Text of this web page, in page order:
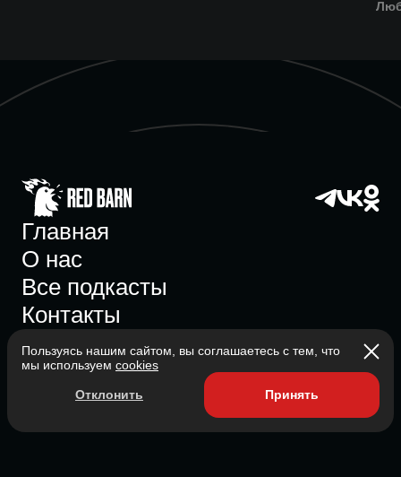
Главная
О нас
Все подкасты
Контакты
Состоит в ассоциации с 2023
Пользуясь нашим сайтом, вы соглашаетесь с тем, что
мы используем cookies
Отклонить Принять